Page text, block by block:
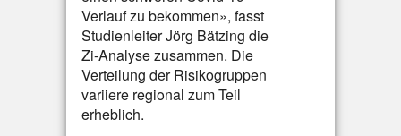
Verlauf zu bekommen», fasst
Studienleiter Jörg Bätzing die
Zi-Analyse zusammen. Die
Verteilung der Risikogruppen
variiere regional zum Teil
erheblich.